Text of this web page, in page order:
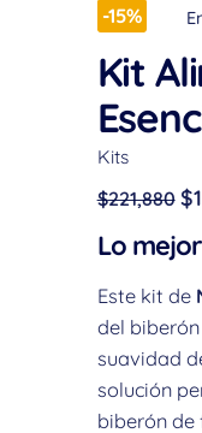
-15%
Kit
Kits
$221,880 $
Lo
Este kit de
del
suavidad
solución
biberón de